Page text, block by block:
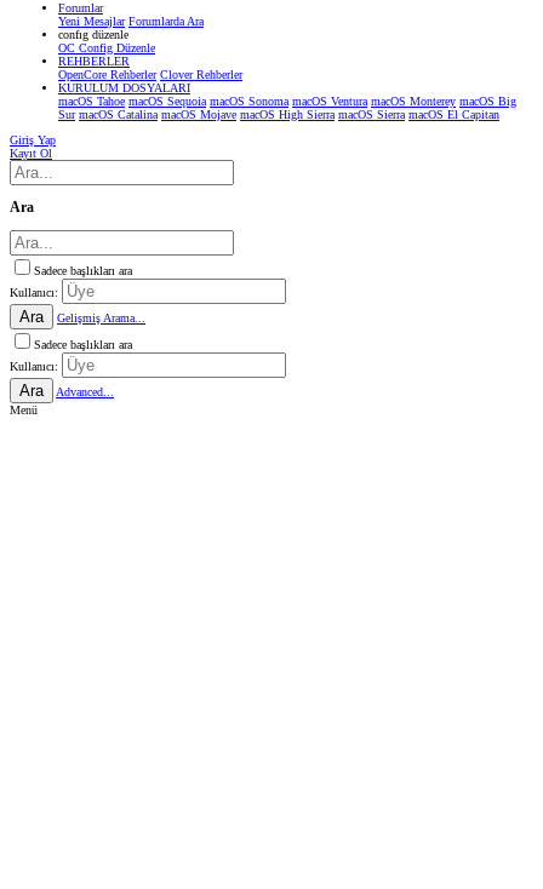
Forumlar
Yeni Mesajlar Forumlarda Ara
confıg düzenle
OC Config Düzenle
REHBERLER
OpenCore Rehberler Clover Rehberler
KURULUM DOSYALARI
macOS Tahoe macOS Sequoia macOS Sonoma macOS Ventura macOS Monterey macOS Big
Sur macOS Catalina macOS Mojave macOS High Sierra macOS Sierra macOS El Capitan
Giriş Yap
Kayıt Ol
Ara
Sadece başlıkları ara
Kullanıcı:
Ara
Gelişmiş Arama...
Sadece başlıkları ara
Kullanıcı:
Ara
Advanced...
Menü